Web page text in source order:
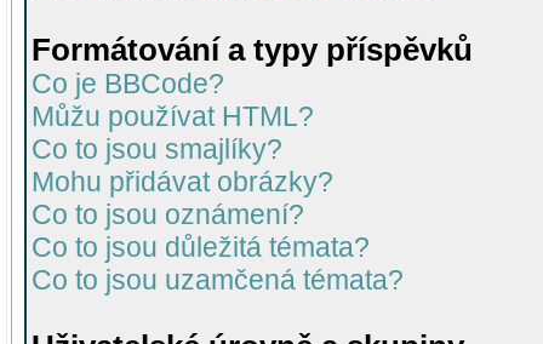
Formátování a typy příspěvků
Co je BBCode?
Můžu používat HTML?
Co to jsou smajlíky?
Mohu přidávat obrázky?
Co to jsou oznámení?
Co to jsou důležitá témata?
Co to jsou uzamčená témata?